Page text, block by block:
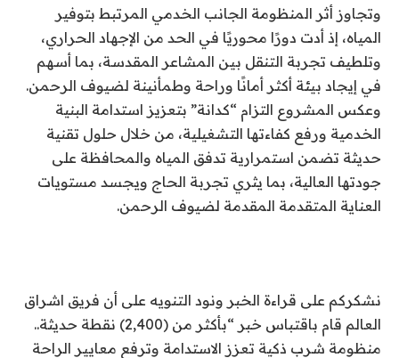
وتجاوز أثر المنظومة الجانب الخدمي المرتبط بتوفير
المياه، إذ أدت دورًا محوريًا في الحد من الإجهاد الحراري،
وتلطيف تجربة التنقل بين المشاعر المقدسة، بما أسهم
في إيجاد بيئة أكثر أمانًا وراحة وطمأنينة لضيوف الرحمن.
وعكس المشروع التزام “كدانة” بتعزيز استدامة البنية
الخدمية ورفع كفاءتها التشغيلية، من خلال حلول تقنية
حديثة تضمن استمرارية تدفق المياه والمحافظة على
جودتها العالية، بما يثري تجربة الحاج ويجسد مستويات
العناية المتقدمة المقدمة لضيوف الرحمن.
نشكركم على قراءة الخبر ونود التنويه على أن فريق اشراق
العالم قام باقتباس خبر “بأكثر من (2,400) نقطة حديثة..
منظومة شرب ذكية تعزز الاستدامة وترفع معايير الراحة